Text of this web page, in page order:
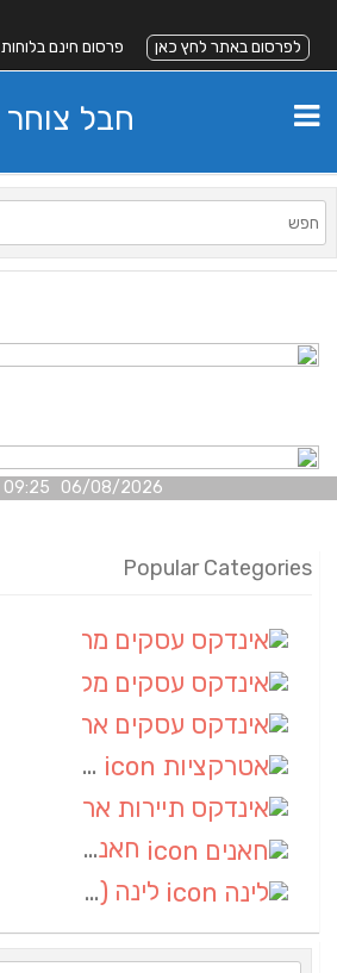
לפרסום באתר לחץ כאן
פרסום חינם בלוחות
חבל צוחר
06/08/2026 09:25 09
Popular Categories
אטרקציות
חאנים
לינה (1)